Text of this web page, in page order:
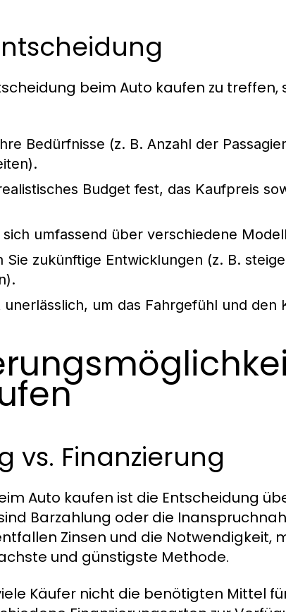
beim Auto kaufen zu
Bedürfnisse (z. B. Anzahl der
Budget fest, das Kaufpreis
sich umfassend über verschiedene
Sie zukünftige Entwicklungen (z. B.
um das Fahrgefühl und den
vs. Finanzierung
Auto kaufen ist die Entscheidung
Barzahlung oder die
Zinsen und die Notwendigkeit,
und günstigste Methode.
Käufer nicht die benötigten Mittel